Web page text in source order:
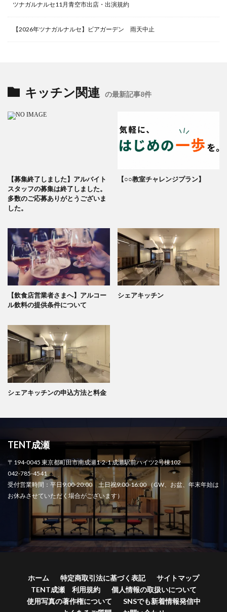
ツナガルナルセ11月青空市出店・出演規約
【2026年ツナガルナルセ】ビアガーデン 雨天中止
キッチン関連 の最新記事8件
【募集終了しました】アルバイト
スタッフの募集は終了しました。
多数のご応募ありがとうございま
した。
【○○教室チャレンジプラン】
【飲食店営業者さまへ】アルコー
ル飲料の提供条件について
シェアキッチン
シェアキッチンの申込方法と料金
TENT成瀬
〒194-0045 東京都町田市南成瀬1-2-1 成瀬駅前ハイツ2号棟102
042-785-4541
受付営業時間：平日9:00-20:00 土日祝9:00-16:00 （GW、お盆、年末年始は
お休みさせていただく場合がございます）
ホーム 特定商取引法に基づく表記
サイトマップ
TENT成瀬 利用規約
個人情報の取扱いについて
使用写真の著作権について
SNSでも新着情報発信中